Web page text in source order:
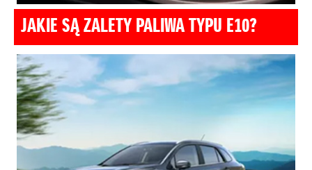
JAKIE SĄ ZALETY PALIWA TYPU E10?